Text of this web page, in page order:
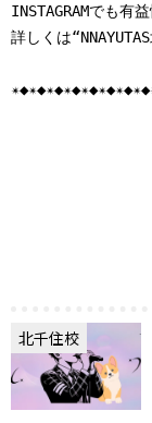
INSTAGRAMでも有
詳しくは
北千住校